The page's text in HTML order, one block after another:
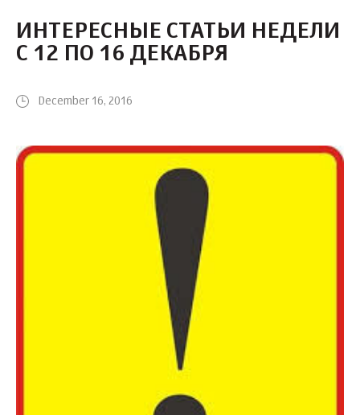
ИНТЕРЕСНЫЕ СТАТЬИ НЕДЕЛИ
С 12 ПО 16 ДЕКАБРЯ
December 16, 2016